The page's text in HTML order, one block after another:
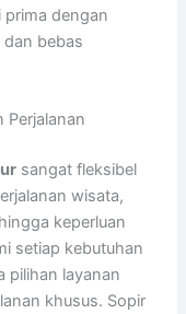
dengan
dan bebas
Perjalanan
sangat fleksibel
wisata,
keperluan
setiap kebutuhan
pilihan layanan
khusus. Sopir